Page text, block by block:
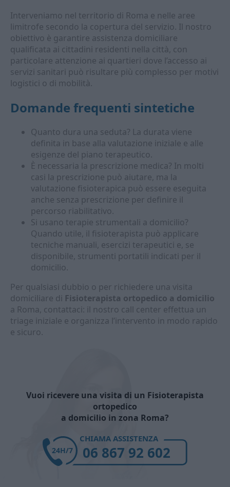
Interveniamo nel territorio di Roma e nelle aree
limitrofe secondo la copertura del servizio. Il nostro
obiettivo è garantire assistenza domiciliare
qualificata ai cittadini residenti nella città, con
particolare attenzione ai quartieri dove l’accesso ai
servizi sanitari può risultare più complesso per motivi
logistici o di mobilità.
Domande frequenti sintetiche
Quanto dura una seduta? La durata viene
definita in base alla valutazione iniziale e alle
esigenze del piano terapeutico.
È necessaria la prescrizione medica? In molti
casi la prescrizione può aiutare, ma la
valutazione fisioterapica può essere eseguita
anche senza prescrizione per definire il
percorso riabilitativo.
Si usano terapie strumentali a domicilio?
Quando utile, il fisioterapista può applicare
tecniche manuali, esercizi terapeutici e, se
disponibile, strumenti portatili indicati per il
domicilio.
Per qualsiasi dubbio o per richiedere una visita
domiciliare di Fisioterapista ortopedico a domicilio
a Roma, contattaci: il nostro call center effettua un
triage iniziale e organizza l’intervento in modo rapido
e sicuro.
Vuoi ricevere una visita di un Fisioterapista
ortopedico
a domicilio in zona Roma?
CHIAMA ASSISTENZA
06 867 92 602
24H/7